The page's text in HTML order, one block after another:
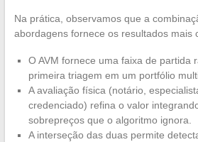
Na prática, observamos que a
abordagens fornece os resultados mais
O AVM fornece uma faixa de partida
primeira triagem em um portfólio
A avaliação física (notário,
credenciado) refina o valor
sobrepreços que o algoritmo ignora.
A interseção das duas permite